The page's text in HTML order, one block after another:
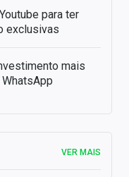
para ter
exclusivas
mais
VER MAIS